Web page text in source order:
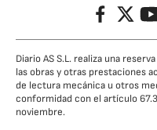
FacebookTwitter
Diario AS S.L. realiza una
las obras y otras prestaciones
de lectura mecánica u otros
conformidad con el artículo
noviembre.